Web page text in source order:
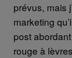
prévus, mais
marketing
post
rouge à